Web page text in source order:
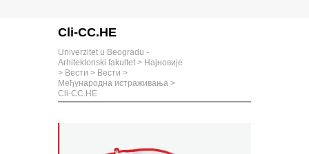
Cli-CC.HE
Univerzitet u Beogradu -
Arhitektonski fakultet > Најновије
> Вести > Вести >
Међународна истраживања >
Cli-CC.HE